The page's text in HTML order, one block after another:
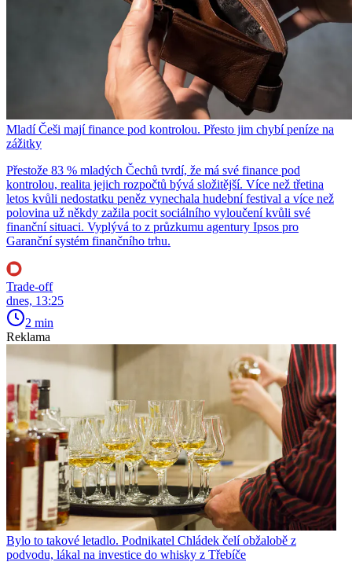
Mladí Češi mají finance pod kontrolou. Přesto jim chybí peníze na
zážitky
Přestože 83 % mladých Čechů tvrdí, že má své finance pod
kontrolou, realita jejich rozpočtů bývá složitější. Více než třetina
letos kvůli nedostatku peněz vynechala hudební festival a více než
polovina už někdy zažila pocit sociálního vyloučení kvůli své
finanční situaci. Vyplývá to z průzkumu agentury Ipsos pro
Garanční systém finančního trhu.
Trade-off
dnes, 13:25
2 min
Reklama
Bylo to takové letadlo. Podnikatel Chládek čelí obžalobě z
podvodu, lákal na investice do whisky z Třebíče